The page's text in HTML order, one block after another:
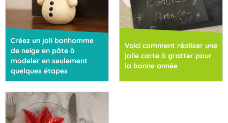
Créez un joli bonhomme
de neige en pâte à
modeler en seulement
quelques étapes
Voici comment réaliser une
jolie carte à gratter pour
la bonne année